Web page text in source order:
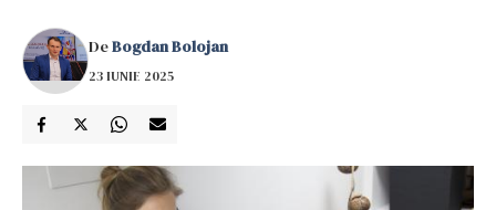
DeBogdan Bolojan
23 IUNIE 2025